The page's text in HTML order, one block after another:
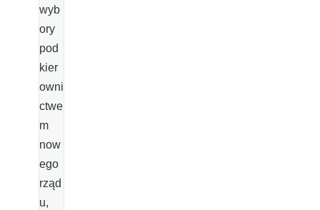
wyb
ory
pod
kier
owni
ctwe
m
now
ego
rząd
u,